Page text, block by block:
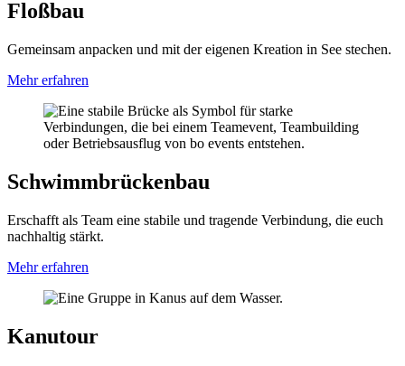
Floßbau
Gemeinsam anpacken und mit der eigenen Kreation in See stechen.
Mehr erfahren
Schwimmbrückenbau
Erschafft als Team eine stabile und tragende Verbindung, die euch
nachhaltig stärkt.
Mehr erfahren
Kanutour